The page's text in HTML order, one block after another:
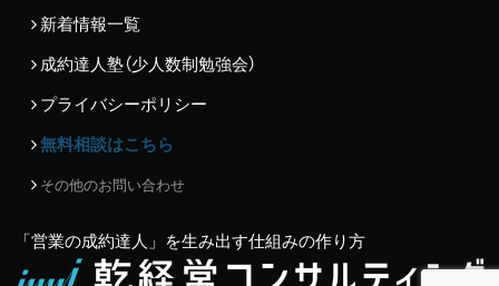
新着情報一覧
成約達人塾（少人数制勉強会）
プライバシーポリシー
無料相談はこちら
その他のお問い合わせ
「営業の成約達人」を生み出す仕組みの作り方